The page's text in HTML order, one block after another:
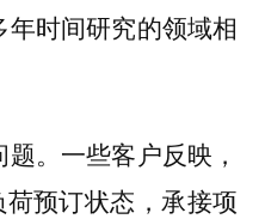
时间研究的领域相
。 一些客户反映，
预订状态，承接项